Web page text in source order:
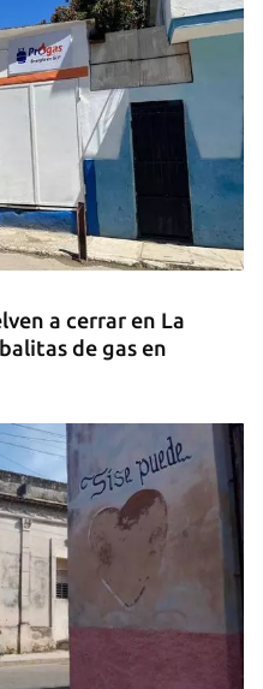
necesita un
profundos"
a cerrar en La
de gas en